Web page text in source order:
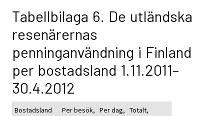
Tabellbilaga 6. De utländska
resenärernas
penninganvändning i Finland
per bostadsland 1.11.2011–
30.4.2012
Bostadsland
Per besök, Per dag, Totalt,